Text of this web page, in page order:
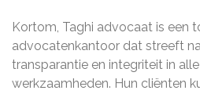
Kortom, Taghi advocaat is een
advocatenkantoor dat streeft
transparantie en integriteit in
werkzaamheden. Hun cliënten